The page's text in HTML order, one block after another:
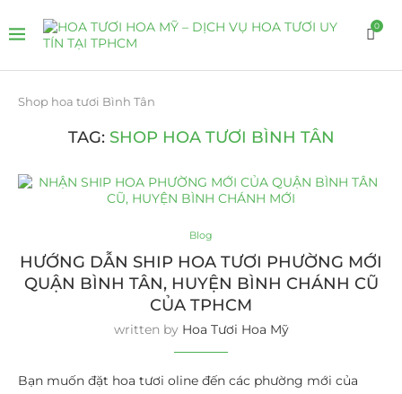
0
Shop hoa tươi Bình Tân
TAG: SHOP HOA TƯƠI BÌNH TÂN
Blog
HƯỚNG DẪN SHIP HOA TƯƠI PHƯỜNG MỚI
QUẬN BÌNH TÂN, HUYỆN BÌNH CHÁNH CŨ
CỦA TPHCM
written by Hoa Tươi Hoa Mỹ
Bạn muốn đặt hoa tươi oline đến các phường mới của